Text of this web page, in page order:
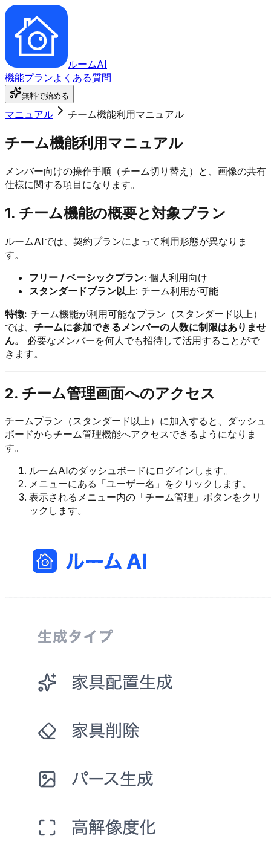
ルームAI
機能プランよくある質問
無料で始める
マニュアル チーム機能利用マニュアル
チーム機能利用マニュアル
メンバー向けの操作手順（チーム切り替え）と、画像の共有
仕様に関する項目になります。
1. チーム機能の概要と対象プラン
ルームAIでは、契約プランによって利用形態が異なりま
す。
フリー / ベーシックプラン: 個人利用向け
スタンダードプラン以上: チーム利用が可能
特徴: チーム機能が利用可能なプラン（スタンダード以上）
では、 チームに参加できるメンバーの人数に制限はありませ
ん。
必要なメンバーを何人でも招待して活用することがで
きます。
2. チーム管理画面へのアクセス
チームプラン（スタンダード以上）に加入すると、ダッシュ
ボードからチーム管理機能へアクセスできるようになりま
す。
ルームAIのダッシュボードにログインします。
メニューにある「ユーザー名」をクリックします。
表示されるメニュー内の「チーム管理」ボタンをクリ
ックします。